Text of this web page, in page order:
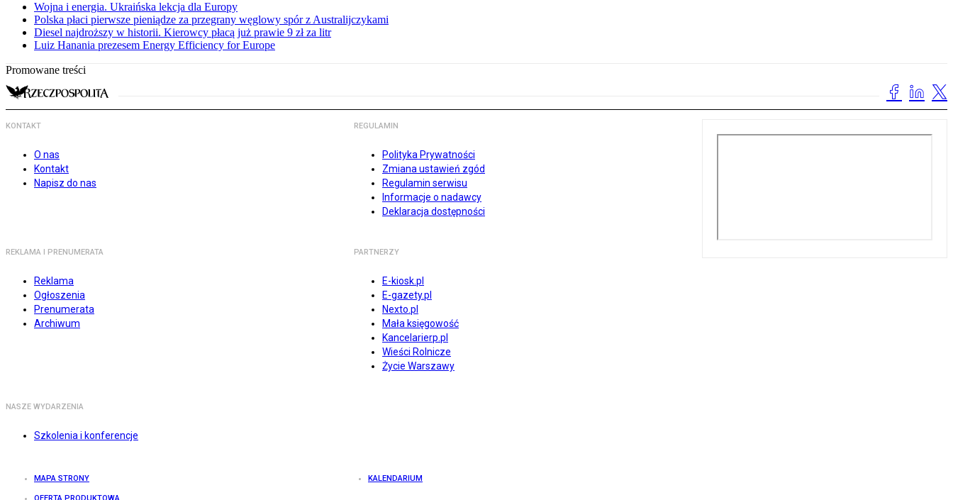
Wojna i energia. Ukraińska lekcja dla Europy
Polska płaci pierwsze pieniądze za przegrany węglowy spór z Australijczykami
Diesel najdroższy w historii. Kierowcy płacą już prawie 9 zł za litr
Luiz Hanania prezesem Energy Efficiency for Europe
Promowane treści
KONTAKT
O nas
Kontakt
Napisz do nas
REGULAMIN
Polityka Prywatności
Zmiana ustawień zgód
Regulamin serwisu
Informacje o nadawcy
Deklaracja dostępności
REKLAMA I PRENUMERATA
Reklama
Ogłoszenia
Prenumerata
Archiwum
PARTNERZY
E-kiosk.pl
E-gazety.pl
Nexto.pl
Mała księgowość
Kancelarierp.pl
Wieści Rolnicze
Życie Warszawy
NASZE WYDARZENIA
Szkolenia i konferencje
MAPA STRONY KALENDARIUM